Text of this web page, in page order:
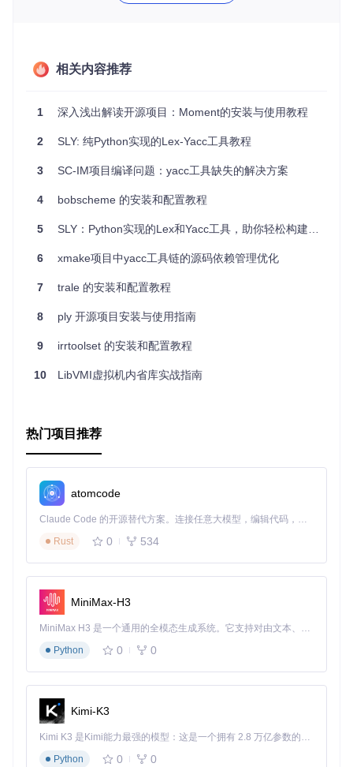
内置于应用程序的DSL
配置文件解析：解析自定义格式的配置信息。
：与其他解析器生成器不同，Csly无需在构
建时生成源代码，减少了CI/CD的复杂度。
代码紧凑且易于维护：只使用C#的枚举和类定义规则，使
得你的语言定义更清晰，更容易理解。
类型安全性：每个解析器都对应其输入和输出的类型，减
高级表达式解析：通过操作符令牌和简单的优先级方案生
器。
进支持，使代码更加可读。
让我们一起探索 Csly 的世界，让它成为你构建自定义解析器
的强大助手！
相关内容推荐
1 深入浅出解读开源项目：Moment的安装与使用教程
2 SLY: 纯Python实现的Lex-Yacc工具教程
3 SC-IM项目编译问题：yacc工具缺失的解决方案
4 bobscheme 的安装和配置教程
5 SLY：Python实现的Lex和Yacc工具，助你轻松构建解析器和编译器
6 xmake项目中yacc工具链的源码依赖管理优化
7 trale 的安装和配置教程
8 ply 开源项目安装与使用指南
9 irrtoolset 的安装和配置教程
10 LibVMI虚拟机内省库实战指南
热门项目推荐
atomcode
Claude Code 的开源替代方案。连接任意大模型，编辑代码，运行命令，自动验证 — 全自动执行。用 Rust 构建，极致性能。 ｜ An open-source alternative to Claude Code. Connect any LLM, edit code, run commands, and verify changes — autonomously. Built in Rust for speed. Get Started
Rust
0 534
MiniMax-H3
MiniMax H3 是一个通用的全模态生成系统。它支持对由文本、图像、视频和音频组成的多模态上下文进行统一理解，并能生成分辨率高达 2K、时长可达 15 秒的带原生立体声音频的视频。得益于面向任务泛化的系统设计，H3 在预训练阶段就已具备广泛的多模态上下文理解与生成能力，能够出色地执行复杂的多模态指令。
Python
0 0
Kimi-K3
Kimi K3 是Kimi能力最强的模型：这是一个拥有 2.8 万亿参数的混合专家（MoE）模型，具备原生视觉理解能力，并支持 100 万 token 的上下文窗口。
Python
0 0